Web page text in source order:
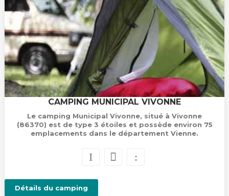
CAMPING MUNICIPAL VIVONNE
Le camping Municipal Vivonne, situé à Vivonne
(86370) est de type 3 étoiles et possède environ 75
emplacements dans le département Vienne.
Détails du camping